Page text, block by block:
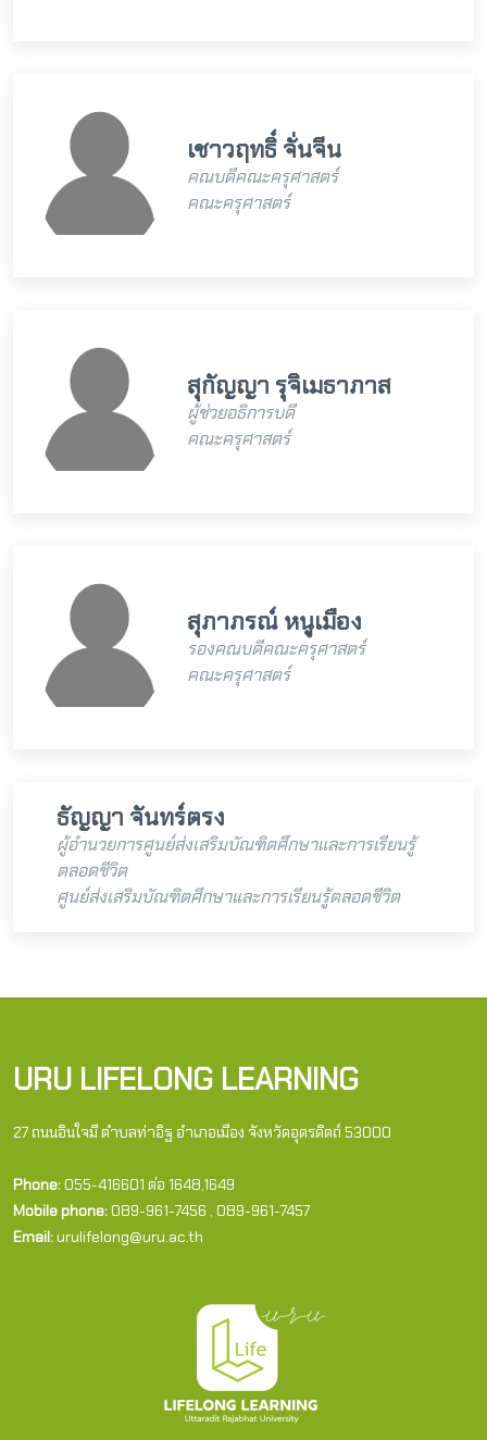
เชาวฤทธิ์ จั่นจีน
คณบดีคณะครุศาสตร์
คณะครุศาสตร์
สุกัญญา รุจิเมธาภาส
ผู้ช่วยอธิการบดี
คณะครุศาสตร์
สุภาภรณ์ หนูเมือง
รองคณบดีคณะครุศาสตร์
คณะครุศาสตร์
ธัญญา จันทร์ตรง
ผู้อำนวยการศูนย์ส่งเสริมบัณฑิตศึกษาและการเรียนรู้
ตลอดชีวิต
ศูนย์ส่งเสริมบัณฑิตศึกษาและการเรียนรู้ตลอดชีวิต
URU LIFELONG LEARNING
27 ถนนอินใจมี ตำบลท่าอิฐ อำเภอเมือง จังหวัดอุตรดิตถ์ 53000
Phone:055-416601 ต่อ 1648,1649
Mobile phone:089-961-7456 , 089-961-7457
Email:urulifelong@uru.ac.th